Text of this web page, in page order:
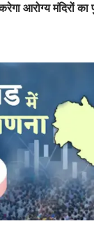
आरोग्य मंदिरों का